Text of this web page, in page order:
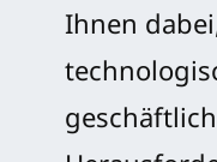
Ihnen